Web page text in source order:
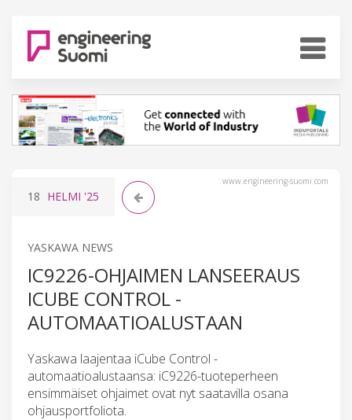
www.engineering-suomi.com
18 HELMI '25
YASKAWA NEWS
IC9226-OHJAIMEN LANSEERAUS
ICUBE CONTROL -
AUTOMAATIOALUSTAAN
Yaskawa laajentaa iCube Control -
automaatioalustaansa: iC9226-tuoteperheen
ensimmäiset ohjaimet ovat nyt saatavilla osana
ohjausportfoliota.